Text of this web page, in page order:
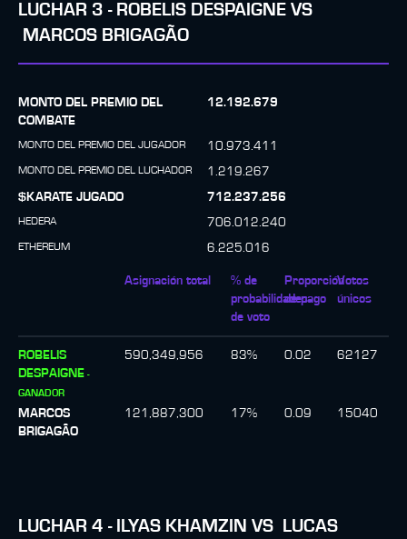
LUCHAR 3 - ROBELIS DESPAIGNE VS
MARCOS BRIGAGÃO
MONTO DEL PREMIO DEL
COMBATE
12.192.679
MONTO DEL PREMIO DEL JUGADOR 10.973.411
MONTO DEL PREMIO DEL LUCHADOR
1.219.267
$KARATE JUGADO
712.237.256
HEDERA 706.012.240
ETHEREUM 6.225.016
Asignación total
% de
probabilidades
de voto
Proporción
de pago
Votos
únicos
ROBELIS
DESPAIGNE -
GANADOR
590,349,956 83% 0.02 62127
MARCOS
BRIGAGÃO
121,887,300 17% 0.09 15040
LUCHAR 4 - ILYAS KHAMZIN VS
LUCAS